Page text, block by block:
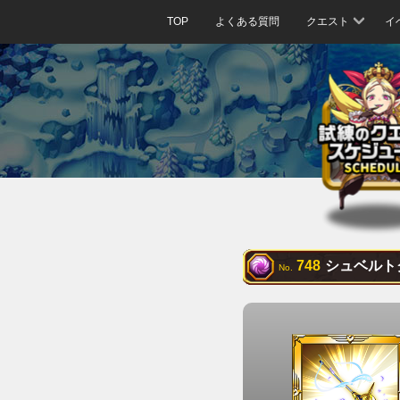
TOP よくある質問 クエスト イ
No. 748 シュベル